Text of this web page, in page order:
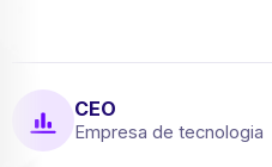
CEO
Empresa de tecnologia